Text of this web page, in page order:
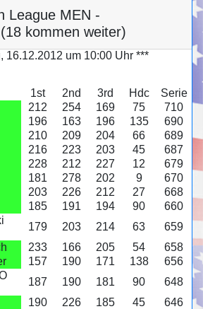
League MEN -
kommen weiter)
16.12.2012 um 10:00 Uhr ***
1st 2nd 3rd Hdc
Serie
212 254 169 75
710
196 163 196 135
690
210 209 204 66
689
216 223 203 45
687
228 212 227 12
679
181 278 202 9
670
203 226 212 27
668
185 191 194 90
660
179 203 214 63
659
233 166 205 54
658
157 190 171 138
656
187 190 181 90
648
190 226 185 45
646